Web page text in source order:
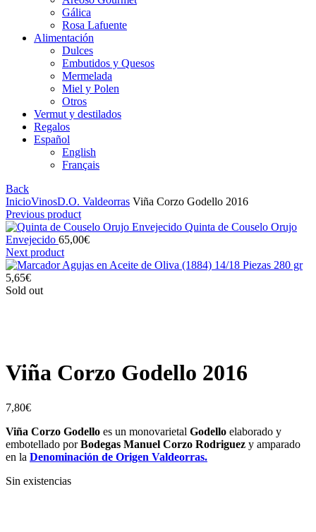
Gálica
Rosa Lafuente
Alimentación
Dulces
Embutidos y Quesos
Mermelada
Miel y Polen
Otros
Vermut y destilados
Regalos
Español
English
Français
Back
InicioVinosD.O. Valdeorras Viña Corzo Godello 2016
Previous product
Quinta de Couselo Orujo
Envejecido 65,00€
Next product
Agujas en Aceite de Oliva (1884) 14/18 Piezas 280 gr
5,65€
Sold out
Viña Corzo Godello 2016
7,80€
Viña Corzo Godello es un monovarietal Godello elaborado y
embotellado porBodegas Manuel Corzo Rodriguez y amparado
en la Denominación de Origen Valdeorras.
Sin existencias